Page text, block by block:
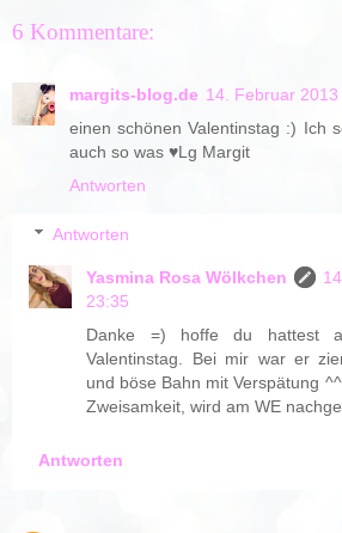
6 Kommentare:
margits-blog.de 14. Februar
einen schönen Valentinstag :) Ich
auch so was ♥Lg Margit
Antworten
Antworten
Yasmina Rosa Wölkchen
23:35
Danke =) hoffe du hattest
Valentinstag. Bei mir war er
und böse Bahn mit Verspätung
Zweisamkeit, wird am WE
Antworten